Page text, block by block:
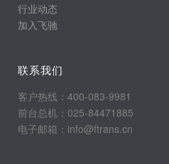
行业动态
加入飞驰
联系我们
客户热线：400-083-9981
前台总机：025-84471885
电子邮箱：info@ftrans.cn